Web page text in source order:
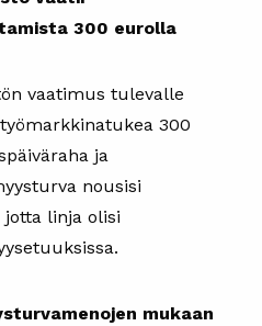
300 eurolla
vaatimus tulevalle
300
ja
nousisi
linja olisi
mukaan